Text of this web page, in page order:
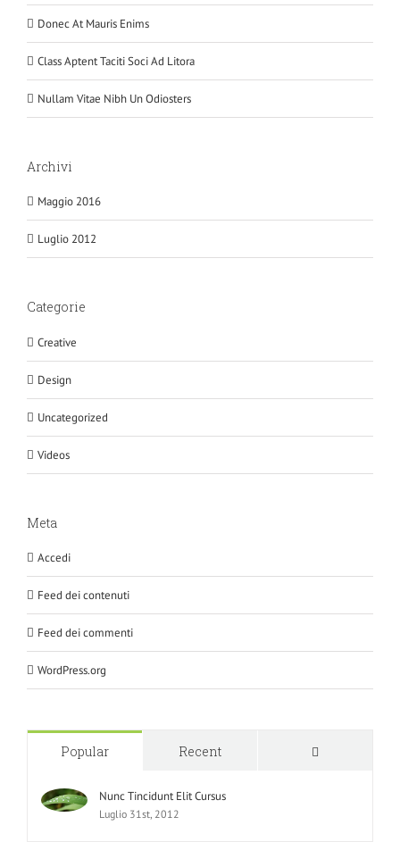
Donec At Mauris Enims
Class Aptent Taciti Soci Ad Litora
Nullam Vitae Nibh Un Odiosters
Archivi
Maggio 2016
Luglio 2012
Categorie
Creative
Design
Uncategorized
Videos
Meta
Accedi
Feed dei contenuti
Feed dei commenti
WordPress.org
Popular Recent
Nunc Tincidunt Elit Cursus
Luglio 31st, 2012